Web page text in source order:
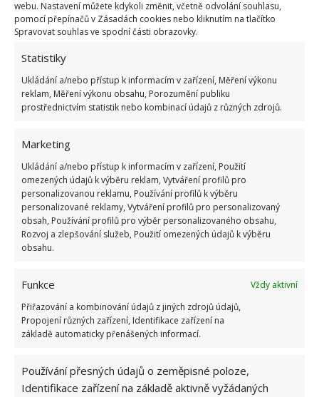
webu. Nastavení můžete kdykoli změnit, včetně odvolání souhlasu,
pomocí přepínačů v Zásadách cookies nebo kliknutím na tlačítko
Spravovat souhlas ve spodní části obrazovky.
Statistiky
Ukládání a/nebo přístup k informacím v zařízení, Měření výkonu
reklam, Měření výkonu obsahu, Porozumění publiku
prostřednictvím statistik nebo kombinací údajů z různých zdrojů.
Marketing
Ukládání a/nebo přístup k informacím v zařízení, Použití
omezených údajů k výběru reklam, Vytváření profilů pro
personalizovanou reklamu, Používání profilů k výběru
personalizované reklamy, Vytváření profilů pro personalizovaný
obsah, Používání profilů pro výběr personalizovaného obsahu,
Rozvoj a zlepšování služeb, Použití omezených údajů k výběru
obsahu.
Funkce
Vždy aktivní
Přiřazování a kombinování údajů z jiných zdrojů údajů,
Propojení různých zařízení, Identifikace zařízení na
základě automaticky přenášených informací.
Používání přesných údajů o zeměpisné poloze,
Identifikace zařízení na základě aktivně vyžádaných
důležité dodržovat bezpečnostní standardy,ale
dostat pokutu za sušení prádla
ručník na zábradlí, se může zdát příliš přísné. Tento
příklad nám ukazuje, že situace může být někdy až
příliš absurdní.